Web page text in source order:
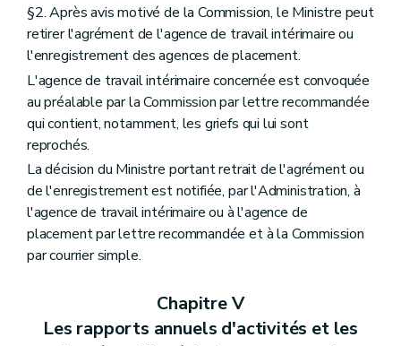
§2. Après avis motivé de la Commission, le Ministre peut
retirer l'agrément de l'agence de travail intérimaire ou
l'enregistrement des agences de placement.
L'agence de travail intérimaire concernée est convoquée
au préalable par la Commission par lettre recommandée
qui contient, notamment, les griefs qui lui sont
reprochés.
La décision du Ministre portant retrait de l'agrément ou
de l'enregistrement est notifiée, par l'Administration, à
l'agence de travail intérimaire ou à l'agence de
placement par lettre recommandée et à la Commission
par courrier simple.
Chapitre V
Les rapports annuels d'activités et les